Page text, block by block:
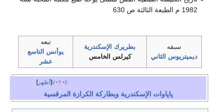
1982 م الطبعة الثالثة ص 630
سبقه
ديميتريوس الثاني
بطريرك الإسكندرية
كيرلس الخامس
تبعه
يوأنس التاسع
عشر
أظهر v
پاپاوات الإسكندرية وبطاركة الكرازة المرقسية